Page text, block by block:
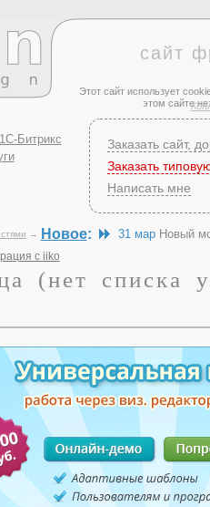
сайт
Этот сайт использует
этом сайте
Битрикс
Заказать сайт,
Заказать
Написать мне
→ Новое: 31 марНовый
с iiko
(нет списка